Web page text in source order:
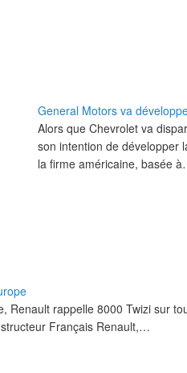
General Motors va
Alors que Chevrolet va
son intention de développer
la firme américaine, basée
Renault rappelle 8000 Twizi sur
Français Renault,…